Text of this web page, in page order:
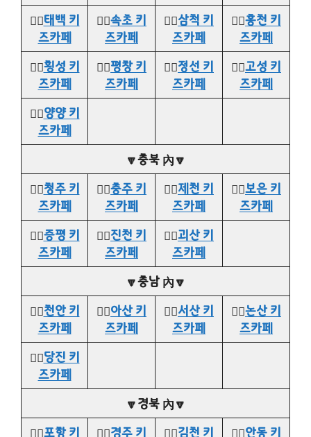
👉🏻태백 키
즈카페
👉🏻속초 키
즈카페
👉🏻삼척 키
즈카페
👉🏻홍천 키
즈카페
👉🏻횡성 키
즈카페
👉🏻평창 키
즈카페
👉🏻정선 키
즈카페
👉🏻고성 키
즈카페
👉🏻양양 키
즈카페
🔽충북 內🔽
👉🏻청주 키
즈카페
👉🏻충주 키
즈카페
👉🏻제천 키
즈카페
👉🏻보은 키
즈카페
👉🏻증평 키
즈카페
👉🏻진천 키
즈카페
👉🏻괴산 키
즈카페
🔽충남 內🔽
👉🏻천안 키
즈카페
👉🏻아산 키
즈카페
👉🏻서산 키
즈카페
👉🏻논산 키
즈카페
👉🏻당진 키
즈카페
🔽경북 內🔽
👉🏻포항 키 👉🏻경주 키 👉🏻김천 키 👉🏻안동 키